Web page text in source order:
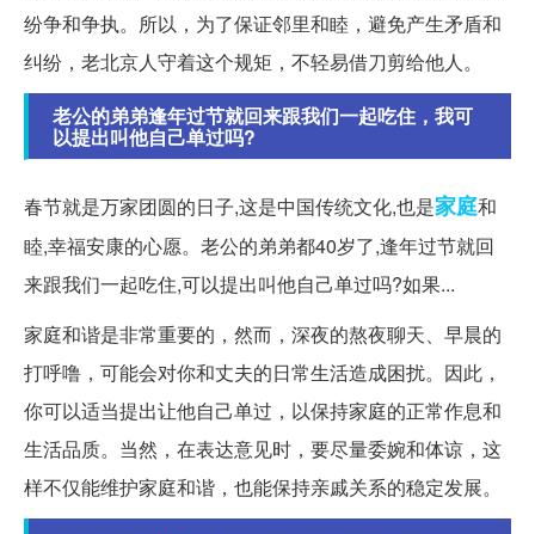
纷争和争执。所以，为了保证邻里和睦，避免产生矛盾和
纠纷，老北京人守着这个规矩，不轻易借刀剪给他人。
老公的弟弟逢年过节就回来跟我们一起吃住，我可
以提出叫他自己单过吗?
春节就是万家团圆的日子,这是中国传统文化,也是家庭和
睦,幸福安康的心愿。老公的弟弟都40岁了,逢年过节就回
来跟我们一起吃住,可以提出叫他自己单过吗?如果...
家庭和谐是非常重要的，然而，深夜的熬夜聊天、早晨的
打呼噜，可能会对你和丈夫的日常生活造成困扰。因此，
你可以适当提出让他自己单过，以保持家庭的正常作息和
生活品质。当然，在表达意见时，要尽量委婉和体谅，这
样不仅能维护家庭和谐，也能保持亲戚关系的稳定发展。